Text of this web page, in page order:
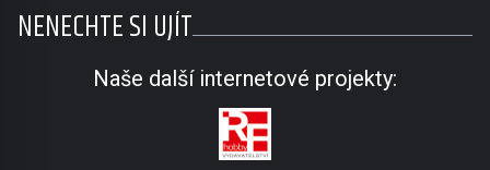
NENECHTE SI UJÍT
Naše další internetové projekty: